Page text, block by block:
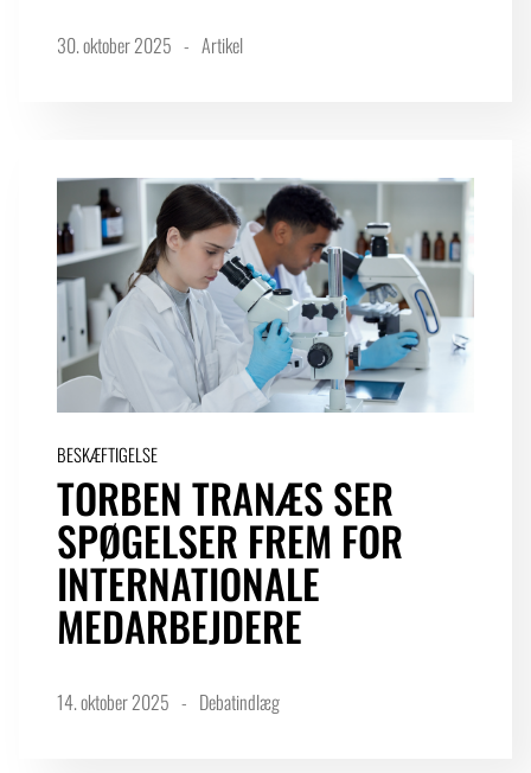
30. oktober 2025 Artikel
BESKÆFTIGELSE
TORBEN TRANÆS SER
SPØGELSER FREM FOR
INTERNATIONALE
MEDARBEJDERE
14. oktober 2025 Debatindlæg